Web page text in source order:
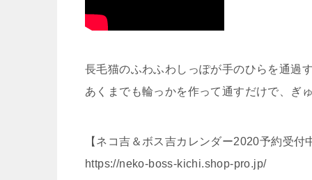
長毛猫のふわふわしっぽが手のひらを通過
あくまでも輪っかを作って通すだけで、ぎ
【ネコ吉＆ボス吉カレンダー2020予約受付
https://neko-boss-kichi.shop-pro.jp/